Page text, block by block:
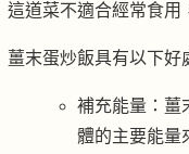
這道菜不適合經常食用
薑末蛋炒飯具有以下好
補充能量：薑
體的主要能量